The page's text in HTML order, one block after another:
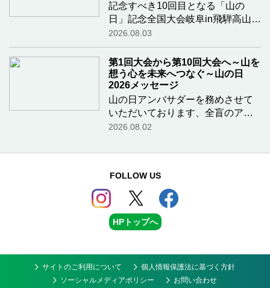
記念すべき10回目となる「山の
日」記念全国大会岐阜in飛騨高山の
開催、誠におめでとうございま
す！岐阜県の山々には、学生時代
から大変お世話になっています。
特に30代の頃は一生懸命アルパイ
ンクライミングに取
む
2026.08.03
第1回大会から第10回大会へ～山を
想う心を未来へつなぐ～山の日
2026メッセージ
山の日アンバサダーを務めさせて
いただいております、全盲のアス
リート・高橋勇市です。第10回
しいものと素晴らしい山々に恵ま
こと、心よりお祝い
む
2026.08.02
FOLLOW US
HPトップへ
サイトのご利用について
個人情報保護法に基づく方針
ソーシャルメディアポリシー
お問い合わせ